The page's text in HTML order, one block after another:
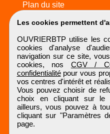
Les cookies permettent
OUVRIERBTP utilise les
cookies d'analyse
navigation sur ce site,
cookies, nos CGV /
confidentialitépour vous
vos centres d'intérêt et
Vous pouvez choisir de
choix en cliquant sur le
ailleurs, vous pouvez à
cliquant sur "Paramètres
page.
Plan du site